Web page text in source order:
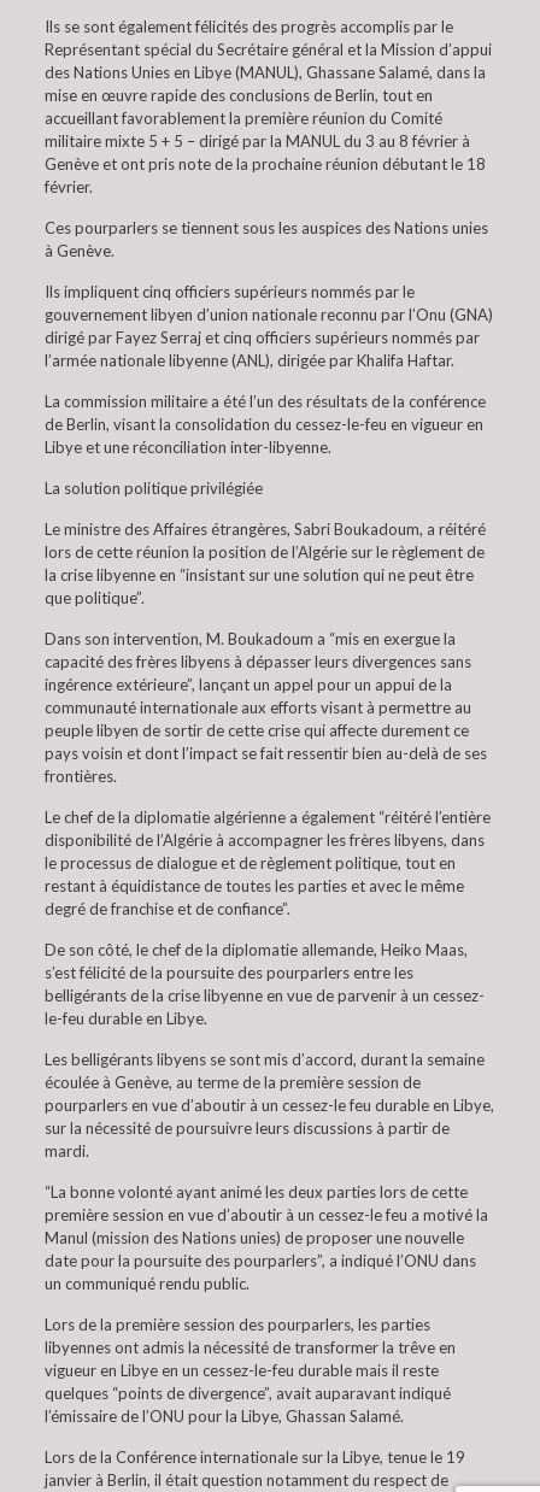
Ils se sont également félicités des progrès accomplis par le
Représentant spécial du Secrétaire général et la Mission d’appui
des Nations Unies en Libye (MANUL), Ghassane Salamé, dans la
mise en œuvre rapide des conclusions de Berlin, tout en
accueillant favorablement la première réunion du Comité
militaire mixte 5 + 5 – dirigé par la MANUL du 3 au 8 février à
Genève et ont pris note de la prochaine réunion débutant le 18
février.
Ces pourparlers se tiennent sous les auspices des Nations unies
à Genève.
Ils impliquent cinq officiers supérieurs nommés par le
gouvernement libyen d’union nationale reconnu par l’Onu (GNA)
dirigé par Fayez Serraj et cinq officiers supérieurs nommés par
l’armée nationale libyenne (ANL), dirigée par Khalifa Haftar.
La commission militaire a été l’un des résultats de la conférence
de Berlin, visant la consolidation du cessez-le-feu en vigueur en
Libye et une réconciliation inter-libyenne.
La solution politique privilégiée
Le ministre des Affaires étrangères, Sabri Boukadoum, a réitéré
lors de cette réunion la position de l’Algérie sur le règlement de
la crise libyenne en “insistant sur une solution qui ne peut être
que politique”.
Dans son intervention, M. Boukadoum a “mis en exergue la
capacité des frères libyens à dépasser leurs divergences sans
ingérence extérieure”, lançant un appel pour un appui de la
communauté internationale aux efforts visant à permettre au
peuple libyen de sortir de cette crise qui affecte durement ce
pays voisin et dont l’impact se fait ressentir bien au-delà de ses
frontières.
Le chef de la diplomatie algérienne a également “réitéré l’entière
disponibilité de l’Algérie à accompagner les frères libyens, dans
le processus de dialogue et de règlement politique, tout en
restant à équidistance de toutes les parties et avec le même
degré de franchise et de confiance”.
De son côté, le chef de la diplomatie allemande, Heiko Maas,
s’est félicité de la poursuite des pourparlers entre les
belligérants de la crise libyenne en vue de parvenir à un cessez-
le-feu durable en Libye.
Les belligérants libyens se sont mis d’accord, durant la semaine
écoulée à Genève, au terme de la première session de
pourparlers en vue d’aboutir à un cessez-le feu durable en Libye,
sur la nécessité de poursuivre leurs discussions à partir de
mardi.
“La bonne volonté ayant animé les deux parties lors de cette
première session en vue d’aboutir à un cessez-le feu a motivé la
Manul (mission des Nations unies) de proposer une nouvelle
date pour la poursuite des pourparlers”, a indiqué l’ONU dans
un communiqué rendu public.
Lors de la première session des pourparlers, les parties
libyennes ont admis la nécessité de transformer la trêve en
vigueur en Libye en un cessez-le-feu durable mais il reste
quelques “points de divergence”, avait auparavant indiqué
l’émissaire de l’ONU pour la Libye, Ghassan Salamé.
Lors de la Conférence internationale sur la Libye, tenue le 19
janvier à Berlin, il était question notamment du respect de